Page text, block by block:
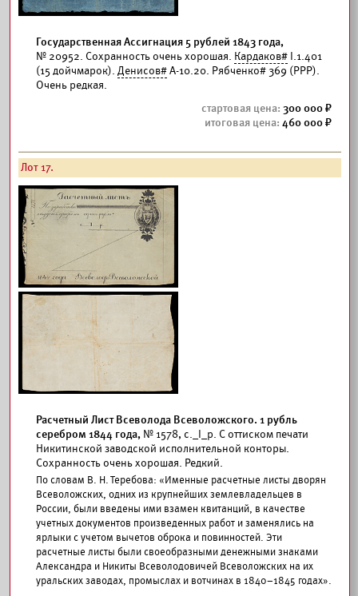
Государственная Ассигнация 5 рублей 1843 года,
№ 20952. Сохранность очень хорошая. Кардаков# I.1.401
(15 дойчмарок). Денисов#А-10.20. Рябченко# 369 (РРР).
Очень редкая.
300 000
460 000
Лот 17.
Расчетный Лист Всеволода Всеволожского. 1 рубль
серебром 1844 года, № 1578, с._I_р. С оттиском печати
Никитинской заводской исполнительной конторы.
Сохранность очень хорошая. Редкий.
По словам В. Н. Теребова: «Именные расчетные листы дворян
Всеволожских, одних из крупнейших землевладельцев в
России, были введены ими взамен квитанций, в качестве
учетных документов произведенных работ и заменялись на
ярлыки с учетом вычетов оброка и повинностей. Эти
расчетные листы были своеобразными денежными знаками
Александра и Никиты Всеволодовичей Всеволожских на их
уральских заводах, промыслах и вотчинах в 1840–1845 годах».